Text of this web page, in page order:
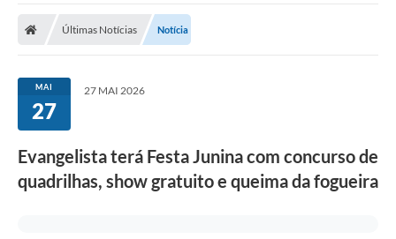
Cidadão
Protocolo Digital
Últimas Notícias Notícia
MAI
27
27 MAI 2026
Evangelista terá Festa Junina com concurso de
quadrilhas, show gratuito e queima da fogueira